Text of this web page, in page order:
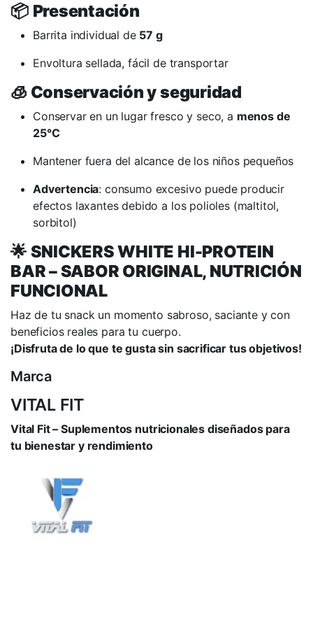
📦 Presentación
Barrita individual de 57 g
Envoltura sellada, fácil de transportar
🧊 Conservación y seguridad
Conservar en un lugar fresco y seco, a menos de
25°C
Mantener fuera del alcance de los niños pequeños
Advertencia: consumo excesivo puede producir
efectos laxantes debido a los polioles (maltitol,
sorbitol)
🌟 SNICKERS WHITE HI-PROTEIN
BAR – SABOR ORIGINAL, NUTRICIÓN
FUNCIONAL
Haz de tu snack un momento sabroso, saciante y con
beneficios reales para tu cuerpo.
¡Disfruta de lo que te gusta sin sacrificar tus objetivos!
Marca
VITAL FIT
Vital Fit – Suplementos nutricionales diseñados para
tu bienestar y rendimiento